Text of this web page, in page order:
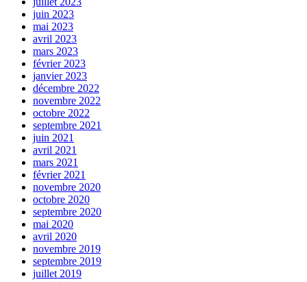
juin 2023
mai 2023
avril 2023
mars 2023
février 2023
janvier 2023
décembre 2022
novembre 2022
octobre 2022
septembre 2021
juin 2021
avril 2021
mars 2021
février 2021
novembre 2020
octobre 2020
septembre 2020
mai 2020
avril 2020
novembre 2019
septembre 2019
juillet 2019